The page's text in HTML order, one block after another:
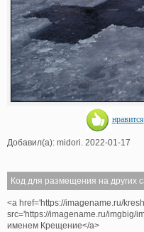
нравится
Добавил(а): midori. 2022-01-17
Код для размещения на других
<a href='https://imagename.ru/
src='https://imagename.ru/imgbig/
именем Крещение</a>